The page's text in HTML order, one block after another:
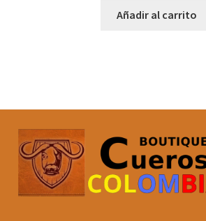
original
Añadir al carrito